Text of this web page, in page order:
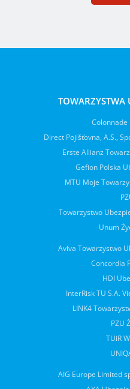
TOWARZYSTWA
Colonnade
Direct Pojišťovna, A.S.,
Erste Allianz
Gefion Polska
MTU Moje
Towarzystwo
Unum
Aviva Towarzystwo
Concordia
HDI
InterRisk TU S.A.
LINK4
PZU
TUiR
AIG Europe Limited